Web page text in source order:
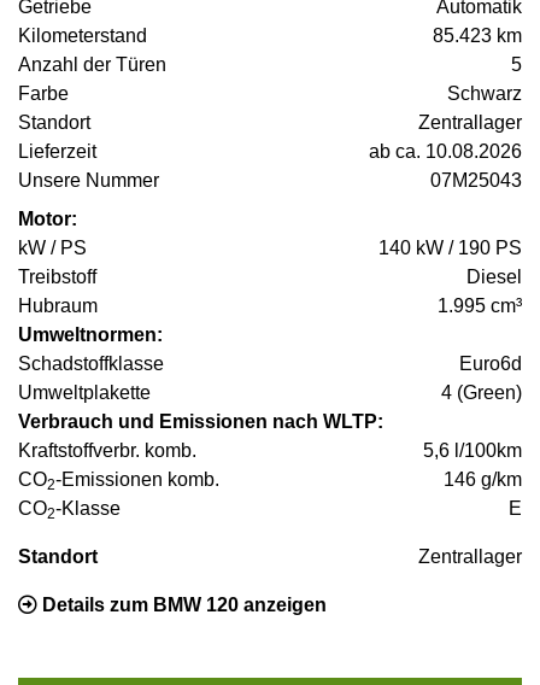
Getriebe
Automatik
Kilometerstand
85.423 km
Anzahl der Türen
5
Farbe
Schwarz
Standort
Zentrallager
Lieferzeit
ab ca. 10.08.2026
Unsere Nummer
07M25043
Motor:
kW / PS
140 kW / 190 PS
Treibstoff
Diesel
Hubraum
1.995 cm³
Umweltnormen:
Schadstoffklasse
Euro6d
Umweltplakette
4 (Green)
Verbrauch und Emissionen nach WLTP:
Kraftstoffverbr. komb.
5,6 l/100km
CO2-Emissionen komb.
146 g/km
CO2-Klasse E
Standort Zentrallager
Details zum BMW 120 anzeigen